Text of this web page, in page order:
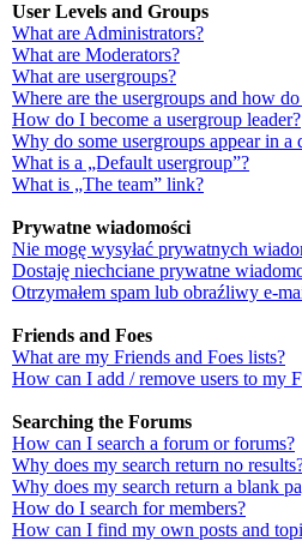
User Levels and Groups
What are Administrators?
What are Moderators?
What are usergroups?
Where are the usergroups and how
How do I become a usergroup leader?
Why do some usergroups appear in a
What is a „Default usergroup”?
What is „The team” link?
Prywatne wiadomości
Nie mogę wysyłać prywatnych
Dostaję niechciane prywatne
Otrzymałem spam lub obraźliwy e-
Friends and Foes
What are my Friends and Foes lists?
How can I add / remove users to my
Searching the Forums
How can I search a forum or forums?
Why does my search return no
Why does my search return a blank
How do I search for members?
How can I find my own posts and